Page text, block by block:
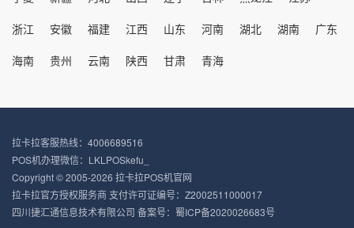
浙江
安徽 福建 江西 山东 河南 湖北 湖南
广东
海南
贵州 云南 陕西 甘肃 青海
拉卡拉客服热线：4006689516
POS机办理微信：LKLPOSkefu_
Copyright © 2005-2026 拉卡拉POS机官网
拉卡拉官方授权服务商 支付许可证编号：Z2002511000017
四川捷汇通信息技术有限公司 备案号： 蜀ICP备2020026683号